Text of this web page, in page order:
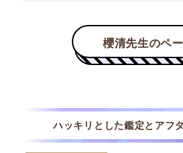
ハッキリとした鑑定とアフ